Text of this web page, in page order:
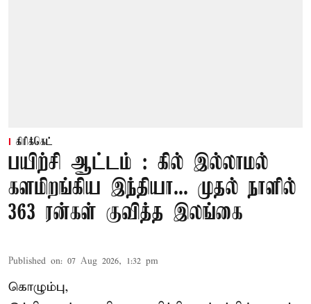
கிரிக்கெட்
பயிற்சி ஆட்டம் : கில் இல்லாமல்
களமிறங்கிய இந்தியா... முதல் நாளில்
363 ரன்கள் குவித்த இலங்கை
Published on: 07 Aug 2026, 1:32 pm
கொழும்பு,